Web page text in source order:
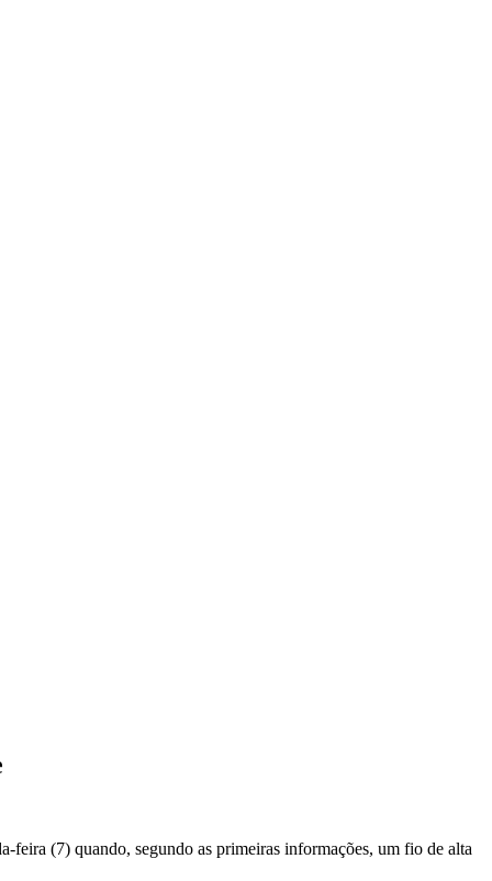
feira (7) quando, segundo as primeiras informações, um fio de alta